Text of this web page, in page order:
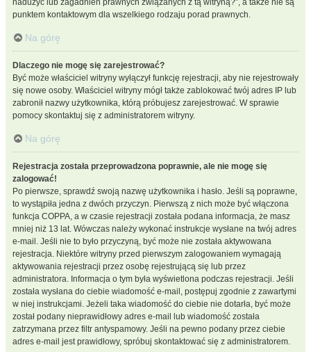
nadużyć lub zagadnień prawnych związanych z tą witryną?”, a także nie są
punktem kontaktowym dla wszelkiego rodzaju porad prawnych.
Na górę
Dlaczego nie mogę się zarejestrować?
Być może właściciel witryny wyłączył funkcję rejestracji, aby nie rejestrowały
się nowe osoby. Właściciel witryny mógł także zablokować twój adres IP lub
zabronił nazwy użytkownika, którą próbujesz zarejestrować. W sprawie
pomocy skontaktuj się z administratorem witryny.
Na górę
Rejestracja została przeprowadzona poprawnie, ale nie mogę się
zalogować!
Po pierwsze, sprawdź swoją nazwę użytkownika i hasło. Jeśli są poprawne,
to wystąpiła jedna z dwóch przyczyn. Pierwszą z nich może być włączona
funkcja COPPA, a w czasie rejestracji została podana informacja, że masz
mniej niż 13 lat. Wówczas należy wykonać instrukcje wysłane na twój adres
e-mail. Jeśli nie to było przyczyną, być może nie została aktywowana
rejestracja. Niektóre witryny przed pierwszym zalogowaniem wymagają
aktywowania rejestracji przez osobę rejestrującą się lub przez
administratora. Informacja o tym była wyświetlona podczas rejestracji. Jeśli
została wysłana do ciebie wiadomość e-mail, postępuj zgodnie z zawartymi
w niej instrukcjami. Jeżeli taka wiadomość do ciebie nie dotarła, być może
został podany nieprawidłowy adres e-mail lub wiadomość została
zatrzymana przez filtr antyspamowy. Jeśli na pewno podany przez ciebie
adres e-mail jest prawidłowy, spróbuj skontaktować się z administratorem.